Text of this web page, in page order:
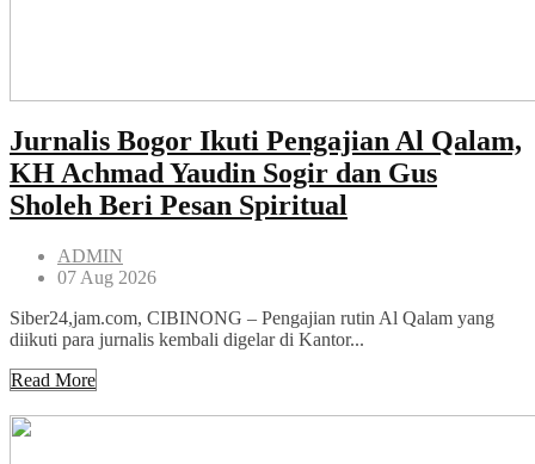
Jurnalis Bogor Ikuti Pengajian Al Qalam,
KH Achmad Yaudin Sogir dan Gus
Sholeh Beri Pesan Spiritual
ADMIN
07 Aug 2026
Siber24,jam.com, CIBINONG – Pengajian rutin Al Qalam yang
diikuti para jurnalis kembali digelar di Kantor...
Read More